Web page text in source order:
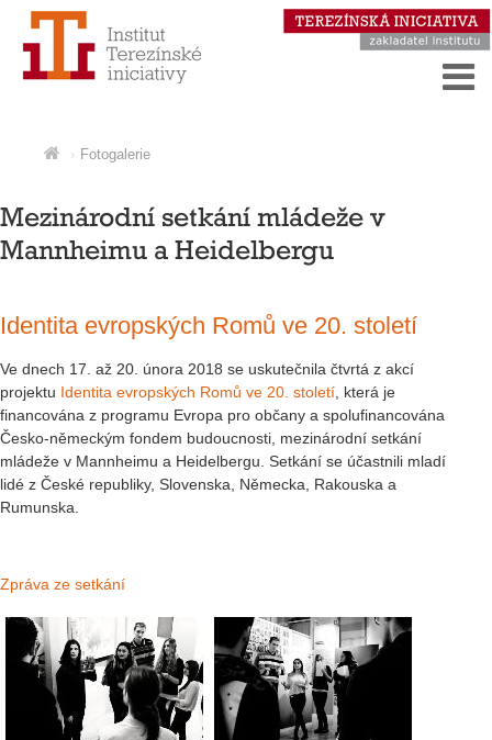
Fotogalerie
Mezinárodní setkání mládeže v
Mannheimu a Heidelbergu
Identita evropských Romů ve 20. století
Ve dnech 17. až 20. února 2018 se uskutečnila čtvrtá z akcí
projektu Identita evropských Romů ve 20. století , která je
financována z programu Evropa pro občany a spolufinancována
Česko-německým fondem budoucnosti, mezinárodní setkání
mládeže v Mannheimu a Heidelbergu. Setkání se účastnili mladí
lidé z České republiky, Slovenska, Německa, Rakouska a
Rumunska.
Zpráva ze setkání